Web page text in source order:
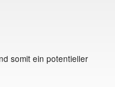
somit ein potentieller